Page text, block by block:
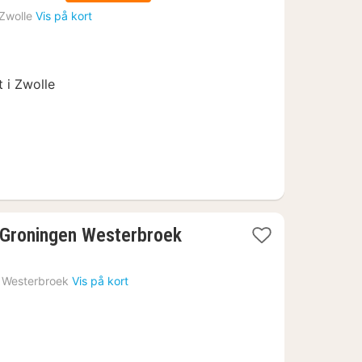
nat
fra
Zwolle Vis på kort
i Zwolle
Westerbroek1
Westerbroek Vis på kort